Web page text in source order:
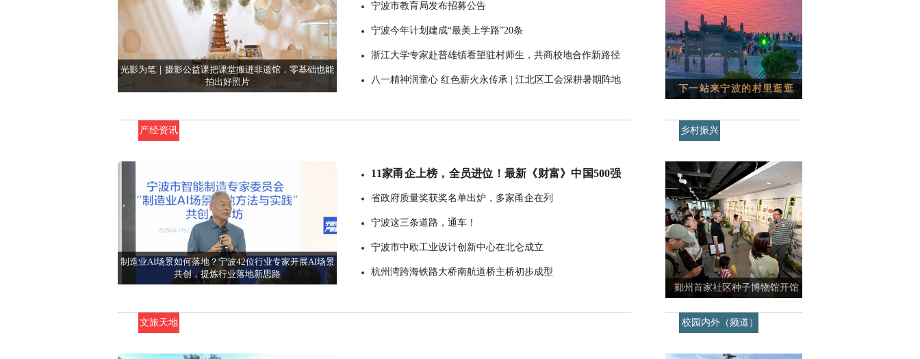
光影为笔｜摄影公益课把课堂搬进非遗馆，零基础也能
拍出好照片
宁波市教育局发布招募公告
宁波今年计划建成“最美上学路”20条
浙江大学专家赴普雄镇看望驻村师生，共商校地合作新路径
八一精神润童心 红色薪火永传承 | 江北区工会深耕暑期阵地
下一站来宁波的村里逛逛
制造业AI场景如何落地？宁波42位行业专家开展AI场景
共创，提炼行业落地新思路
11家甬企上榜，全员进位！最新《财富》中国500强
发布省政府质量奖获奖名单出炉，多家甬企在列
宁波这三条道路，通车！
宁波市中欧工业设计创新中心在北仑成立
杭州湾跨海铁路大桥南航道桥主桥初步成型
产经资讯
鄞州首家社区种子博物馆开馆
乡村振兴
文旅天地 校园内外（频道）